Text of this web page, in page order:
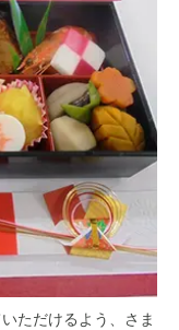
ただけるよう、さま